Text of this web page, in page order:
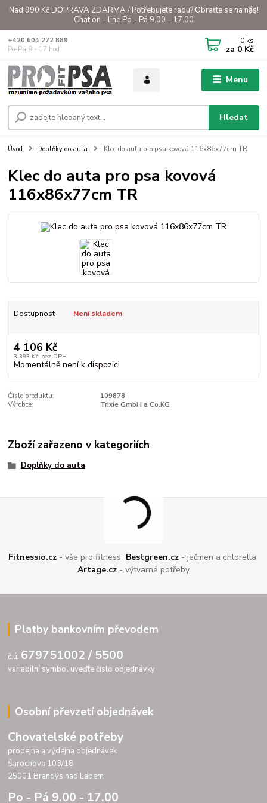
Nad 990 Kč DOPRAVA ZDARMA / Potřebujete radu? Obraťte se na nás!
Chat on - line Po - Pá 9.00 - 17.00
Menu
Hledat
+420 604 272 889
Po-Pá 9 - 17 hod.
0 ks
za 0 Kč
Úvod Doplňky do auta Klec do auta pro psa kovová 116x86x77cm TR
Klec do auta pro psa kovová
116x86x77cm TR
Dostupnost Není skladem
4 106 Kč
3 393 Kč bez DPH
Momentálně není k dispozici
Číslo produktu:
109878
Výrobce:
Trixie GmbH a Co.KG
Zboží zařazeno v kategoriích
Doplňky do auta
Fitnessio.cz - vše pro fitness Bestgreen.cz - ječmen a chlorella
Artage.cz - výtvarné potřeby
Platby bankovním převodem
č.ú. 679751002 / 5500
variabilní symbol uveďte číslo objednávky
Osobní převzetí objednávek
Chovatelské potřeby
prodejna a výdejna objednávek
Šarochova 103/18
25001 Brandýs nad Labem
Po - Pá 9.00 - 17.00